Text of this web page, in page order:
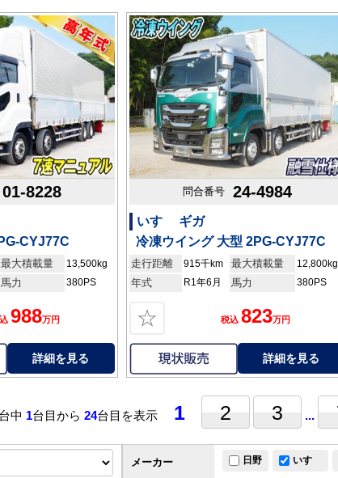
01-8228
CYJ77C
最大積載量 13,500kg
馬力 380PS
988万円
詳細を見る
問合番号 24-4984
いすゞ ギガ
冷凍ウイング 大型 2PG-CYJ77C
走行距離 915千km 最大積載量 12,800kg
年式 R1年6月 馬力 380PS
☆ 税込 823万円
詳細を見る
台中 1台目から 24台目を表示 1 2 3 ...
メーカー 日野 いすゞ